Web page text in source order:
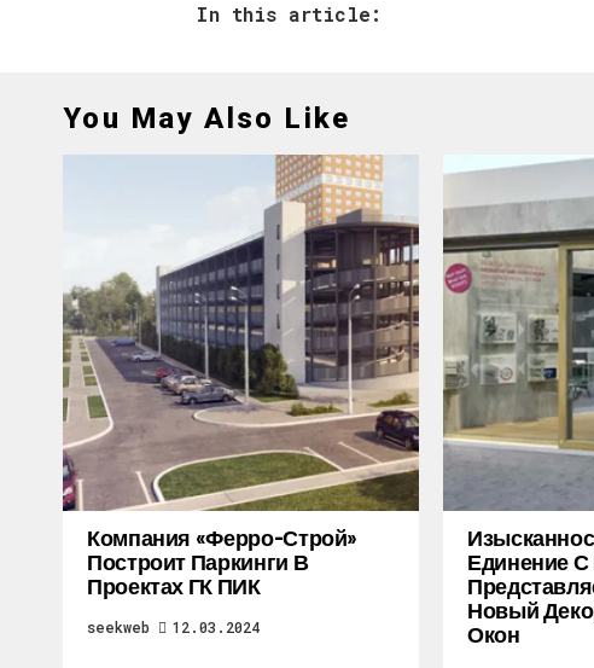
In this article:
You May Also Like
Компания «Ферро-Строй»
Построит Паркинги В
Проектах ГК ПИК
seekweb 12.03.2024
Единение С
Новый
Окон